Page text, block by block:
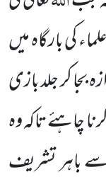
کی بارگاہ میں
کر جلد بازی
چاہئے تاکہ وہ
باہر تشریف